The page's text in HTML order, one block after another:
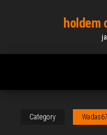
content
holdem
Category